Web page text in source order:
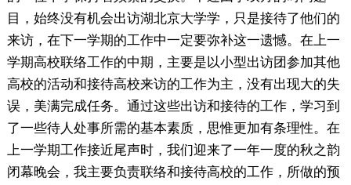
目，始终没有机会出访湖北京大学学，只是接待了他们的
来访，在下一学期的工作中一定要弥补这一遗憾。在上一
学期高校联络工作的中期，主要是以小型出访团参加其他
高校的活动和接待高校来访的工作为主，没有出现大的失
误，美满完成任务。通过这些出访和接待的工作，学习到
了一些待人处事所需的基本素质，思惟更加有条理性。在
上一学期工作接近尾声时，我们迎来了一年一度的秋之韵
闭幕晚会，我主要负责联络和接待高校的工作，所做的预